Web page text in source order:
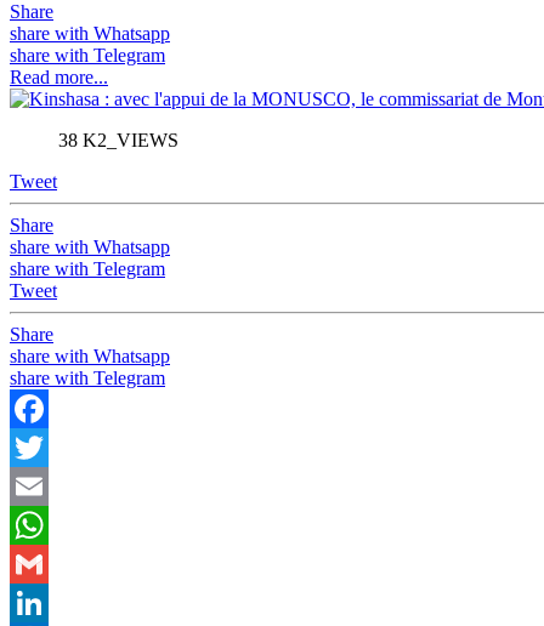
Share
share with Whatsapp
share with Telegram
Read more...
38 K2_VIEWS
Tweet
Share
share with Whatsapp
share with Telegram
Tweet
Share
share with Whatsapp
share with Telegram
Facebook
Twitter
Email
WhatsApp
Gmail